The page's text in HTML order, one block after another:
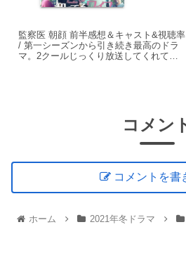
監察医 朝顔 前半感想＆キャスト&視聴率
/ 第一シーズンから引き続き最高のドラ
マ。2クールじっくり放送してくれて嬉
コメン
コメントを書
ホーム 2021年冬ドラマ